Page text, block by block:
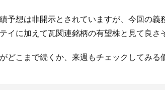
予想は非開示とされていますが、今回の
イに加えて瓦関連銘柄の有望株と見て良さ
どこまで続くか、来週もチェックしてみる